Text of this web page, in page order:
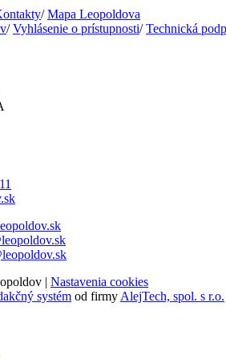
/ Mapa Leopoldova
/ Vyhlásenie o prístupnosti/ Technická
| Nastavenia cookies
systém od firmy AlejTech, spol. s r.o.